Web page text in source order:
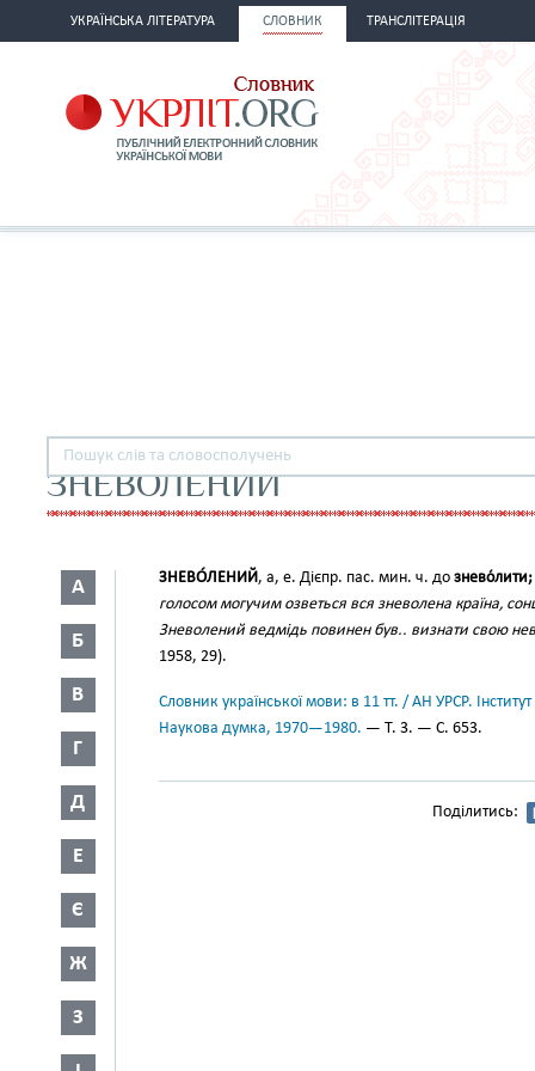
УКРАЇНСЬКА ЛІТЕРАТУРА СЛОВНИК ТРАНСЛІТЕРАЦІЯ
ЗНЕВОЛЕНИЙ
А
Б
В
Г
Д
Е
Є
Ж
З
ЗНЕВО́ЛЕНИЙ, а, е. Дієпр. пас. мин. ч. до знево́лити;
голосом могучим озветься вся зневолена країна,
Зневолений ведмідь повинен був.. визнати свою
1958, 29).
Словник української мови: в 11 тт. / АН УРСР.
Наукова думка, 1970—1980. — Т. 3. — С. 653.
Поділитись: